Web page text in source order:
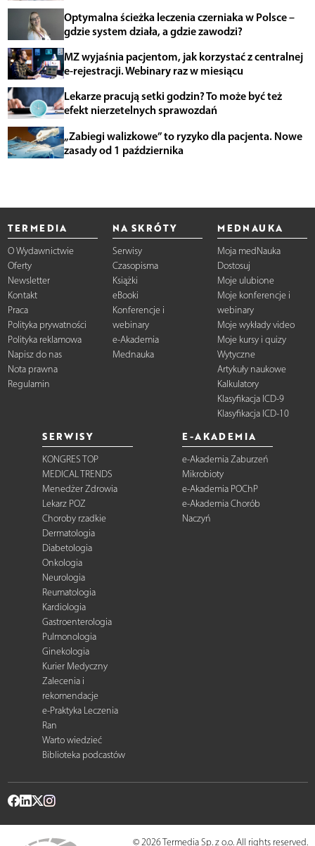
Optymalna ścieżka leczenia czerniaka w Polsce –
gdzie system działa, a gdzie zawodzi?
MZ wyjaśnia pacjentom, jak korzystać z centralnej
e-rejestracji. Webinary raz w miesiącu
Lekarze pracują setki godzin? To może być też
efekt nierzetelnych sprawozdań
„Zabiegi walizkowe” to ryzyko dla pacjenta. Nowe
zasady od 1 października
TERMEDIA
O Wydawnictwie
Oferty
Newsletter
Kontakt
Praca
Polityka prywatności
Polityka reklamowa
Napisz do nas
Nota prawna
Regulamin
NA SKRÓTY
Serwisy
Czasopisma
Książki
eBooki
Konferencje i
webinary
e-Akademia
Mednauka
MEDNAUKA
Moja medNauka
Dostosuj
Moje ulubione
Moje konferencje i
webinary
Moje wykłady video
Moje kursy i quizy
Wytyczne
Artykuły naukowe
Kalkulatory
Klasyfikacja ICD-9
Klasyfikacja ICD-10
SERWISY
KONGRES TOP
MEDICAL TRENDS
Menedżer Zdrowia
Lekarz POZ
Choroby rzadkie
Dermatologia
Diabetologia
Onkologia
Neurologia
Reumatologia
Kardiologia
Gastroenterologia
Pulmonologia
Ginekologia
Kurier Medyczny
Zalecenia i
rekomendacje
e-Praktyka Leczenia
Ran
Warto wiedzieć
Biblioteka podcastów
E-AKADEMIA
e-Akademia Zaburzeń
Mikrobioty
e-Akademia POChP
e-Akademia Chorób
Naczyń
© 2026 Termedia Sp. z o.o. All rights reserved.